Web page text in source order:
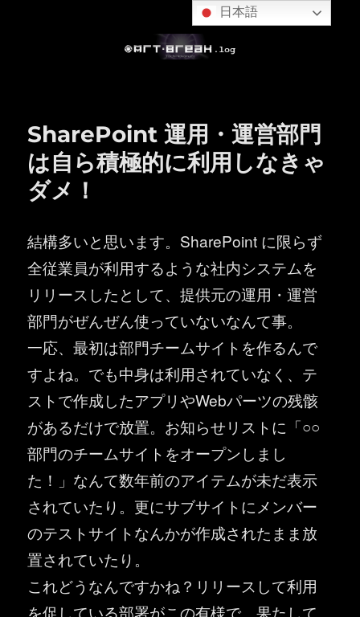
SharePoint 運用・運営部門
は自ら積極的に利用しなきゃ
ダメ！
結構多いと思います。SharePoint に限らず
全従業員が利用するような社内システムを
リリースしたとして、提供元の運用・運営
部門がぜんぜん使っていないなんて事。
一応、最初は部門チームサイトを作るんで
すよね。でも中身は利用されていなく、テ
ストで作成したアプリやWebパーツの残骸
があるだけで放置。お知らせリストに「○○
部門のチームサイトをオープンしまし
た！」なんて数年前のアイテムが未だ表示
されていたり。更にサブサイトにメンバー
のテストサイトなんかが作成されたまま放
置されていたり。
これどうなんですかね？リリースして利用
を促している部署がこの有様で、果たして
日本語